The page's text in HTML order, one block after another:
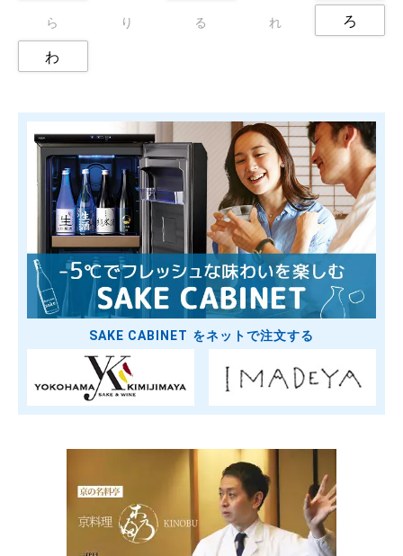
ら り る れ
ろ
わ
SAKE CABINET をネットで注文する